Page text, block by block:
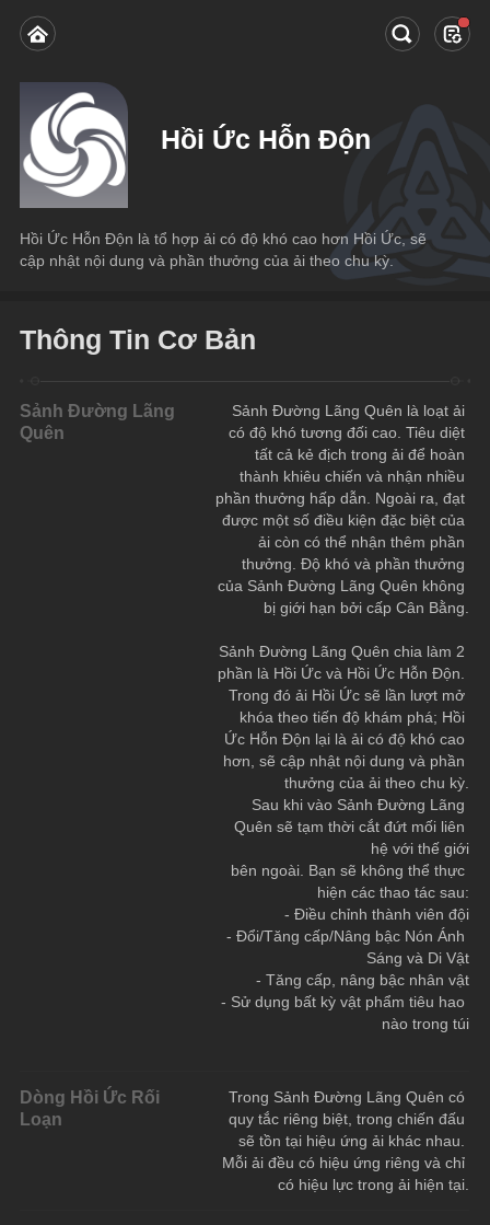
Hồi Ức Hỗn Độn
Hồi Ức Hỗn Độn là tổ hợp ải có độ khó cao hơn Hồi Ức, sẽ
cập nhật nội dung và phần thưởng của ải theo chu kỳ.
Thông Tin Cơ Bản
Sảnh Đường Lãng
Quên
Sảnh Đường Lãng Quên là loạt ải
có độ khó tương đối cao. Tiêu diệt
tất cả kẻ địch trong ải để hoàn
thành khiêu chiến và nhận nhiều
phần thưởng hấp dẫn. Ngoài ra, đạt
được một số điều kiện đặc biệt của
ải còn có thể nhận thêm phần
thưởng. Độ khó và phần thưởng
của Sảnh Đường Lãng Quên không
bị giới hạn bởi cấp Cân Bằng.
Sảnh Đường Lãng Quên chia làm 2
phần là Hồi Ức và Hồi Ức Hỗn Độn.
Trong đó ải Hồi Ức sẽ lần lượt mở
khóa theo tiến độ khám phá; Hồi
Ức Hỗn Độn lại là ải có độ khó cao
hơn, sẽ cập nhật nội dung và phần
thưởng của ải theo chu kỳ.
Sau khi vào Sảnh Đường Lãng
Quên sẽ tạm thời cắt đứt mối liên
hệ với thế giới
bên ngoài. Bạn sẽ không thể thực
hiện các thao tác sau:
- Điều chỉnh thành viên đội
- Đổi/Tăng cấp/Nâng bậc Nón Ánh
Sáng và Di Vật
- Tăng cấp, nâng bậc nhân vật
- Sử dụng bất kỳ vật phẩm tiêu hao
nào trong túi
Dòng Hồi Ức Rối
Loạn
Trong Sảnh Đường Lãng Quên có
quy tắc riêng biệt, trong chiến đấu
sẽ tồn tại hiệu ứng ải khác nhau.
Mỗi ải đều có hiệu ứng riêng và chỉ
có hiệu lực trong ải hiện tại.